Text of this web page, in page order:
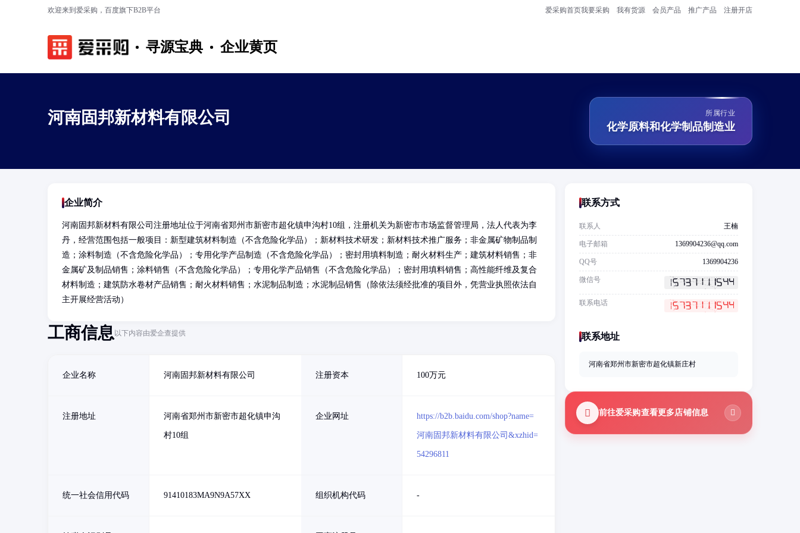
欢迎来到爱采购，百度旗下B2B平台 爱采购首页我要采购 我有货源 会员产品 推广产品 注册开店
寻源宝典 企业黄页
河南固邦新材料有限公司 所属行业
化学原料和化学制品制造业
企业简介
河南固邦新材料有限公司注册地址位于河南省郑州市新密市超化镇申沟村10组，注册机关为新密市市场监督管理局，法人代表为李
丹，经营范围包括一般项目：新型建筑材料制造（不含危险化学品）；新材料技术研发；新材料技术推广服务；非金属矿物制品制
造；涂料制造（不含危险化学品）；专用化学产品制造（不含危险化学品）；密封用填料制造；耐火材料生产；建筑材料销售；非
金属矿及制品销售；涂料销售（不含危险化学品）；专用化学产品销售（不含危险化学品）；密封用填料销售；高性能纤维及复合
材料制造；建筑防水卷材产品销售；耐火材料销售；水泥制品制造；水泥制品销售（除依法须经批准的项目外，凭营业执照依法自
主开展经营活动）
工商信息以下内容由爱企查提供
企业名称 河南固邦新材料有限公司 注册资本 100万元
注册地址 河南省郑州市新密市超化镇申沟
村10组
企业网址 https://b2b.baidu.com/shop?name=
河南固邦新材料有限公司&xzhid=
54296811
统一社会信用代码 91410183MA9N9A57XX 组织机构代码 -
联系方式
联系人 王楠
电子邮箱 1369904236@qq.com
QQ号 1369904236
微信号
联系电话
联系地址
河南省郑州市新密市超化镇新庄村
前往爱采购查看更多店铺信息